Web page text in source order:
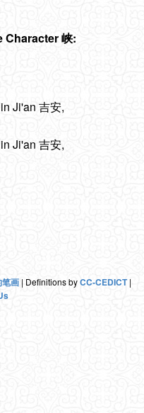
Character 峡:
Ji'an 吉安,
Ji'an 吉安,
画| Definitions byCC-CEDICT|